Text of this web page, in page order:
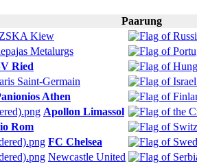
Paarung
ZSKA Kiew
Metalurgs
Ried
Saint-Germain
Athen
Apollon Limassol
Rom
FC Chelsea
Newcastle United